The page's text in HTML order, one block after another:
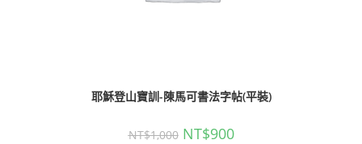
耶穌登山寶訓-陳馬可書法字帖(平裝)
NT$1,000 NT$900